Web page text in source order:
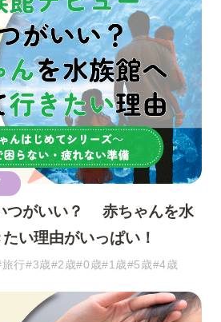
い理由がいっぱい！
行#3歳#2歳#0歳#1歳#5歳#4歳